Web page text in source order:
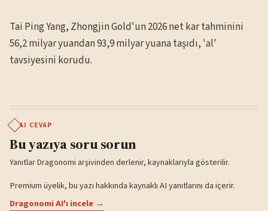
Tai Ping Yang, Zhongjin Gold'un 2026 net kar tahminini
56,2 milyar yuandan 93,9 milyar yuana taşıdı, 'al'
tavsiyesini korudu.
AI CEVAP
Bu yazıya soru sorun
Yanıtlar Dragonomi arşivinden derlenir, kaynaklarıyla gösterilir.
Premium üyelik, bu yazı hakkında kaynaklı AI yanıtlarını da içerir.
Dragonomi AI'ı incele →